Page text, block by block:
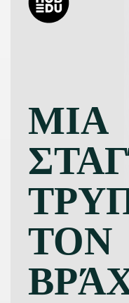
ΜΙΑ
ΤΟΝ